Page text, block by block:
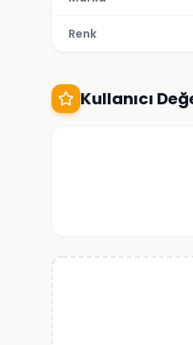
Renk
Kullanıcı